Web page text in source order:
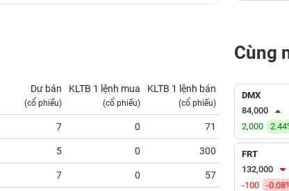
Dư bán
(cổ phiếu)
KLTB 1 lệnh mua
(cổ phiếu)
KLTB 1 lệnh bán
(cổ phiếu)
7 0 71 0.00
5 0 300
7 0 57 0.00
Cùng
DMX
84,000
2,000
FRT
132,000
-100
-